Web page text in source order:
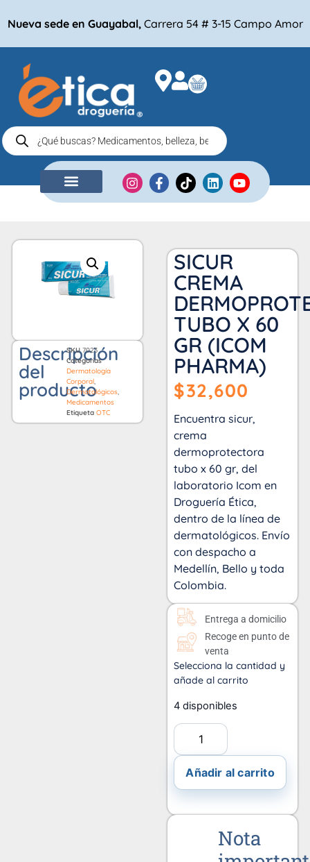
Nueva sede en Guayabal, Carrera 54 # 3-15 Campo Amor
Descripción
del
producto
SKU7023
Categorías
Dermatología
Corporal,
Dermatológicos,
Medicamentos
Etiqueta OTC
SICUR
CREMA
TUBO X 60
GR (ICOM
PHARMA)
$32,600
Encuentra sicur,
crema
dermoprotectora
tubo x 60 gr, del
laboratorio Icom en
Droguería Ética,
dentro de la línea de
dermatológicos. Envío
con despacho a
Medellín, Bello y toda
Colombia.
Entrega a domicilio
Recoge en punto de
venta
Selecciona la cantidad y
añade al carrito
4 disponibles
Añadir al carrito
Nota